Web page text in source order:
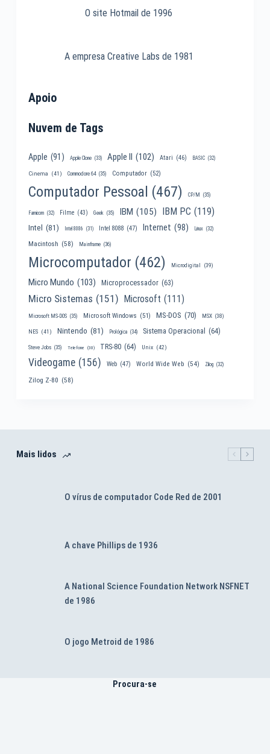
O site Hotmail de 1996
A empresa Creative Labs de 1981
Apoio
Nuvem de Tags
Apple (91) Apple Clone (33) Apple II (102) Atari (46) BASIC (32)
Cinema (41) Commodore 64 (35) Computador (52)
Computador Pessoal (467) CP/M (35)
Famicom (32) Filme (43) Geek (35) IBM (105) IBM PC (119)
Intel (81) Intel 8086 (31) Intel 8088 (47) Internet (98) Linux (32)
Macintosh (58) Mainframe (36)
Microcomputador (462) Microdigital (39)
Micro Mundo (103) Microprocessador (63)
Micro Sistemas (151) Microsoft (111)
Microsoft MS-DOS (35) Microsoft Windows (51) MS-DOS (70) MSX (38)
NES (41) Nintendo (81) Prológica (34) Sistema Operacional (64)
Steve Jobs (35) Telefone (30) TRS-80 (64) Unix (42)
Videogame (156) Web (47) World Wide Web (54) Zilog (32)
Zilog Z-80 (58)
Mais lidos
O vírus de computador Code Red de 2001
A chave Phillips de 1936
A National Science Foundation Network NSFNET
de 1986
O jogo Metroid de 1986
Procura-se